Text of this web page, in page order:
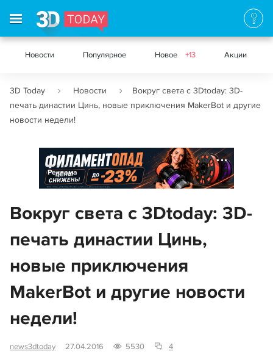
Новости Популярное Новое +13 Акции
3D Today Новости
Вокруг света с 3Dtoday: 3D-
печать династии Цинь, новые приключения MakerBot и другие
новости недели!
Реклама
Вокруг света с 3Dtoday: 3D-
печать династии Цинь,
новые приключения
MakerBot и другие новости
недели!
news3dtoday 27.04.2016 5530 4